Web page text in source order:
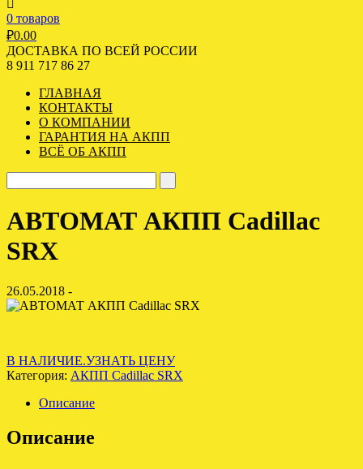
0 товаров
₽0.00
ДОСТАВКА ПО ВСЕЙ РОССИИ
8 911 717 86 27
ГЛАВНАЯ
КОНТАКТЫ
О КОМПАНИИ
ГАРАНТИЯ НА АКПП
ВСЁ ОБ АКПП
АВТОМАТ АКПП Cadillac
SRX
26.05.2018 -
В НАЛИЧИЕ.УЗНАТЬ ЦЕНУ
Категория: АКПП Cadillac SRX
Описание
Описание